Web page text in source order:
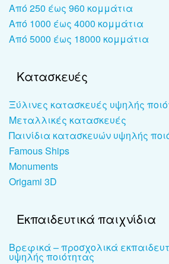
Από 250 έως 960 κομμάτια
Από 1000 έως 4000 κομμάτια
Από 5000 έως 18000 κομμάτια
Κατασκευές
Ξύλινες κατασκευές υψηλής
Μεταλλικές κατασκευές
Παινίδια κατασκευών υψηλής
Famous Ships
Monuments
Origami 3D
Εκπαιδευτικά παιχνίδια
Βρεφικά – προσχολικά
υψηλής ποιότητας